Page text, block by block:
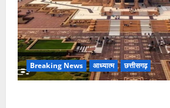
Breaking News आध्यात्म छत्तीसगढ़